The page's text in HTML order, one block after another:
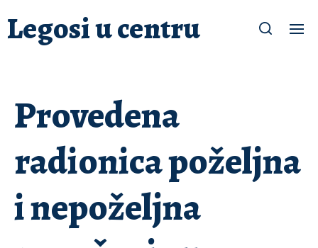
Legosi u centru
Provedena
radionica poželjna
i nepoželjna